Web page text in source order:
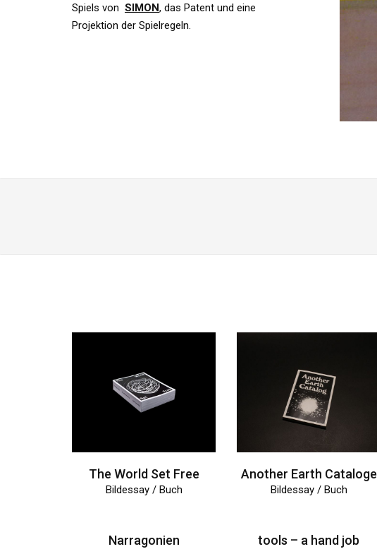
Spiels von SIMON, das Patent und eine
Projektion der Spielregeln.
The World Set Free
Bildessay / Buch
Another Earth Cataloge
Bildessay / Buch
Narragonien tools – a hand job